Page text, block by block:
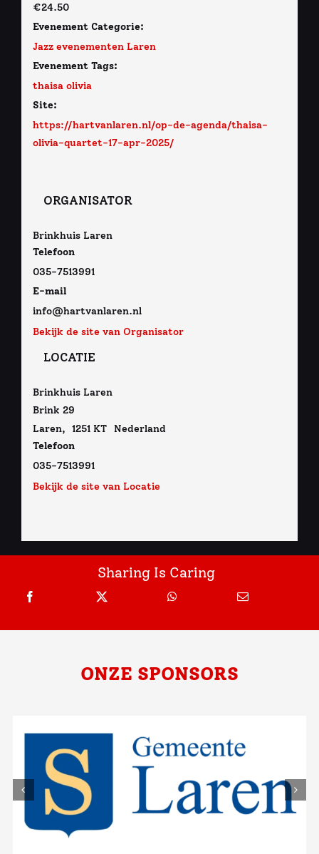
€24.50
Evenement Categorie:
Jazz evenementen Laren
Evenement Tags:
thaisa olivia
Site:
https://hartvanlaren.nl/op-de-agenda/thaisa-
olivia-quartet-17-apr-2025/
LOCATIE
Brinkhuis Laren
Brink 29
Laren, 1251 KT Nederland
Telefoon
035-7513991
Bekijk de site van Locatie
ORGANISATOR
Brinkhuis Laren
Telefoon
035-7513991
E-mail
info@hartvanlaren.nl
Bekijk de site van Organisator
Sharing Is Caring
ONZE SPONSORS